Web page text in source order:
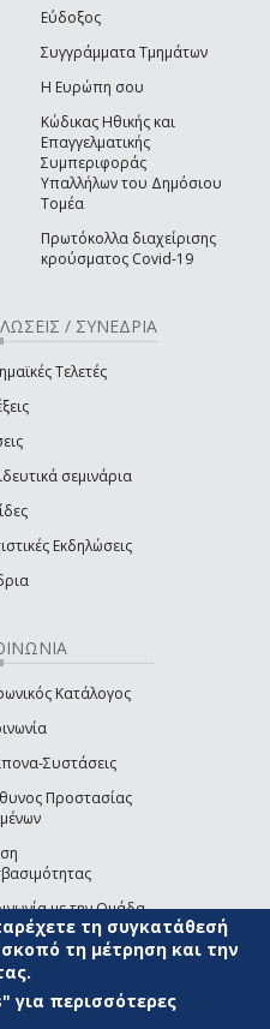
Εύδοξος
Συγγράμματα Τμημάτων
Η Ευρώπη σου
Κώδικας Ηθικής και
Επαγγελματικής
Συμπεριφοράς
Υπαλλήλων του Δημόσιου
Τομέα
Πρωτόκολλα διαχείρισης
κρούσματος Covid-19
/ ΣΥΝΕΔΡΙΑ
Τελετές
σεμινάρια
Εκδηλώσεις
Κατάλογος
Συστάσεις
Προστασίας
με την Ομάδα
του site(link sends e-mail)
τη συγκατάθεσή
τη μέτρηση και την
για περισσότερες